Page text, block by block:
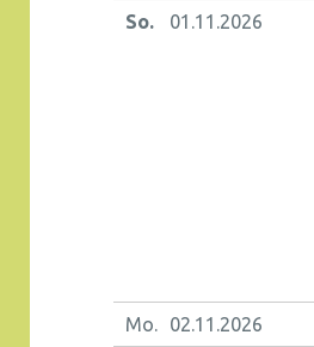
So. 01.11.2026
Mo. 02.11.2026